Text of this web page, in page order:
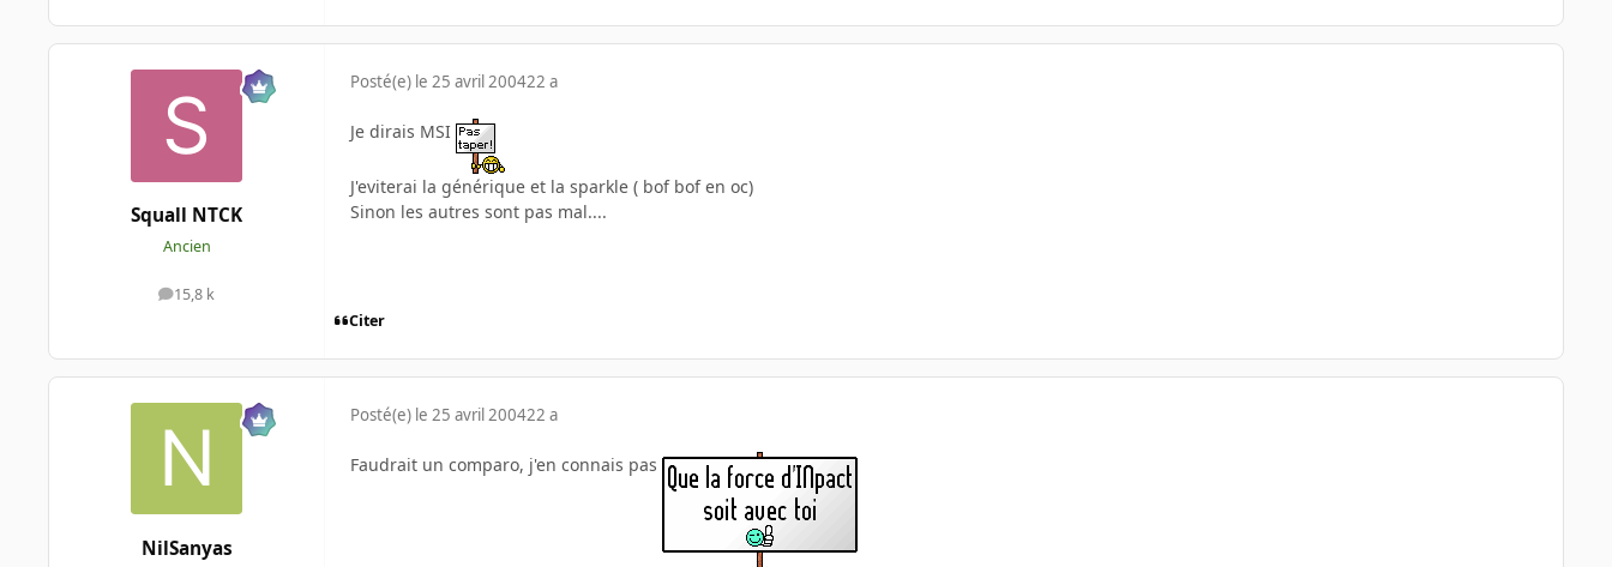
Squall NTCK
Ancien
15,8 k
messages
Posté(e) le 25 avril 200422 a
Je dirais MSI
J'eviterai la générique et la sparkle ( bof bof en oc)
Sinon les autres sont pas mal....
Citer
NilSanyas
Posté(e) le 25 avril 200422 a
Faudrait un comparo, j'en connais pas